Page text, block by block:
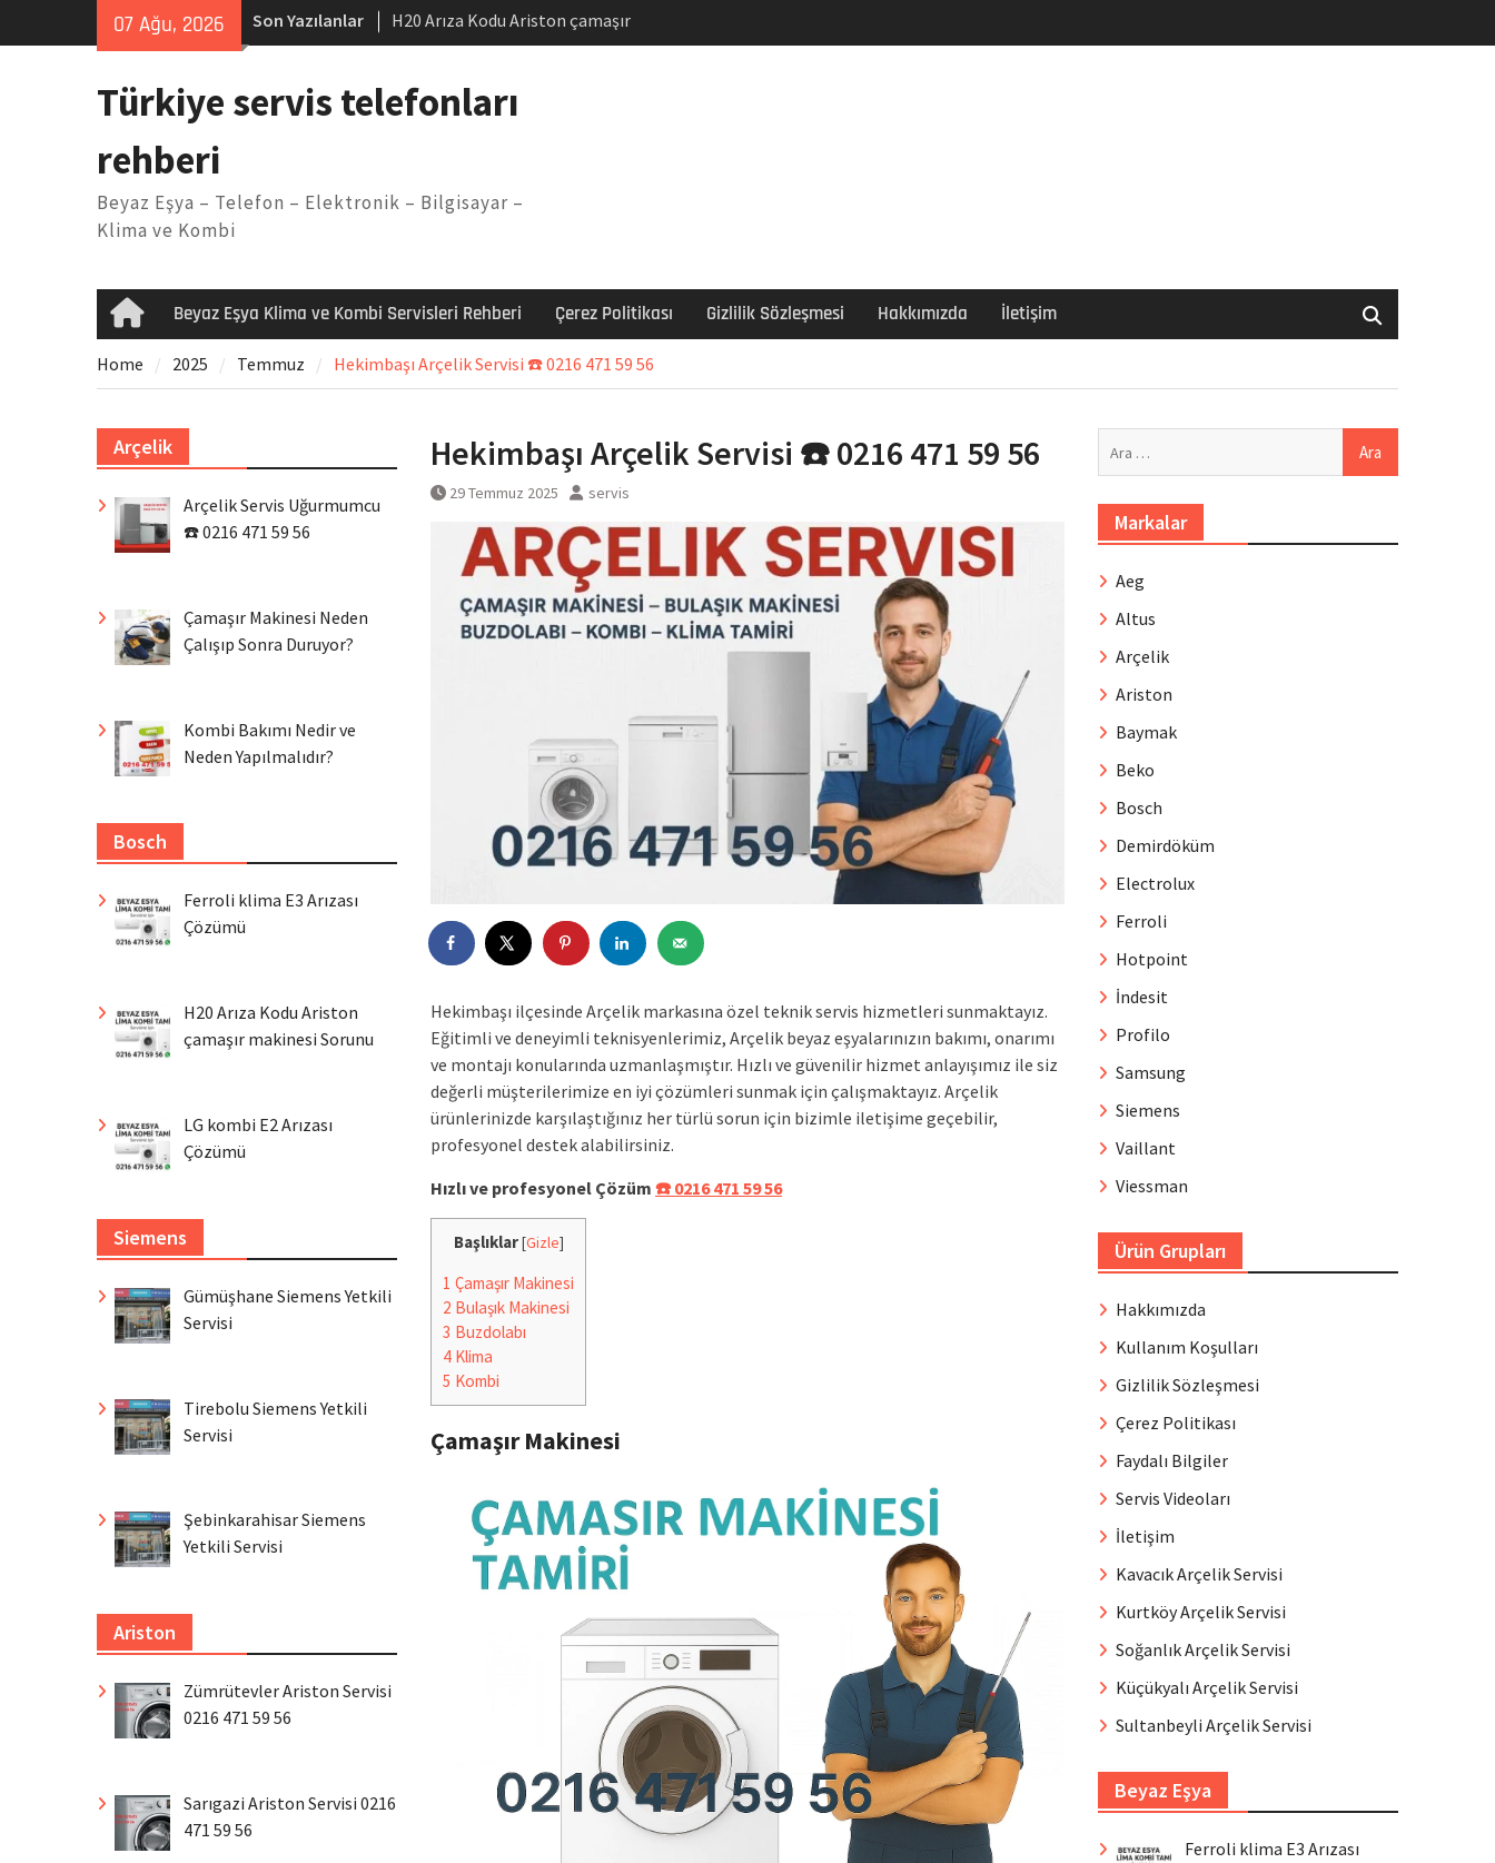
07 Ağu, 2026 Son Yazılanlar
H20 Arıza Kodu Ariston çamaşır
makinesi Sorunu
Arçelik buzdolabı F5 Hatası Çözüm
Ferroli klima E3 Arızası Çözümü
Türkiye servis telefonları
rehberi
Beyaz Eşya – Telefon – Elektronik – Bilgisayar –
Klima ve Kombi
HomeBeyaz Eşya Klima ve Kombi Servisleri Rehberi Çerez Politikası Gizlilik Sözleşmesi Hakkımızda İletişim
Home 2025 Temmuz Hekimbaşı Arçelik Servisi ☎️ 0216 471 59 56
Hekimbaşı Arçelik Servisi ☎️ 0216 471 59 56
29 Temmuz 2025 servis
Hekimbaşı ilçesinde Arçelik markasına özel teknik servis hizmetleri sunmaktayız.
Eğitimli ve deneyimli teknisyenlerimiz, Arçelik beyaz eşyalarınızın bakımı, onarımı
ve montajı konularında uzmanlaşmıştır. Hızlı ve güvenilir hizmet anlayışımız ile siz
değerli müşterilerimize en iyi çözümleri sunmak için çalışmaktayız. Arçelik
ürünlerinizde karşılaştığınız her türlü sorun için bizimle iletişime geçebilir,
profesyonel destek alabilirsiniz.
Hızlı ve profesyonel Çözüm ☎️ 0216 471 59 56
Başlıklar [Gizle]
1 Çamaşır Makinesi
2 Bulaşık Makinesi
3 Buzdolabı
4 Klima
5 Kombi
Çamaşır Makinesi
Markalar
Aeg
Altus
Arçelik
Ariston
Baymak
Beko
Bosch
Demirdöküm
Electrolux
Ferroli
Hotpoint
İndesit
Profilo
Samsung
Siemens
Vaillant
Viessman
Ürün Grupları
Hakkımızda
Kullanım Koşulları
Gizlilik Sözleşmesi
Çerez Politikası
Faydalı Bilgiler
Servis Videoları
İletişim
Kavacık Arçelik Servisi
Kurtköy Arçelik Servisi
Soğanlık Arçelik Servisi
Küçükyalı Arçelik Servisi
Sultanbeyli Arçelik Servisi
Beyaz Eşya
Ferroli klima E3 Arızası
Arçelik
Arçelik Servis Uğurmumcu
☎️ 0216 471 59 56
Çamaşır Makinesi Neden
Çalışıp Sonra Duruyor?
Kombi Bakımı Nedir ve
Neden Yapılmalıdır?
Bosch
Ferroli klima E3 Arızası
Çözümü
H20 Arıza Kodu Ariston
çamaşır makinesi Sorunu
LG kombi E2 Arızası
Çözümü
Siemens
Gümüşhane Siemens Yetkili
Servisi
Tirebolu Siemens Yetkili
Servisi
Şebinkarahisar Siemens
Yetkili Servisi
Ariston
Zümrütevler Ariston Servisi
0216 471 59 56
Sarıgazi Ariston Servisi 0216
471 59 56